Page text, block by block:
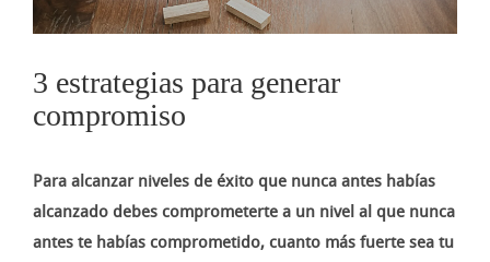
3 estrategias para generar
compromiso
Para alcanzar niveles de éxito que nunca antes habías
alcanzado debes comprometerte a un nivel al que nunca
antes te habías comprometido, cuanto más fuerte sea tu